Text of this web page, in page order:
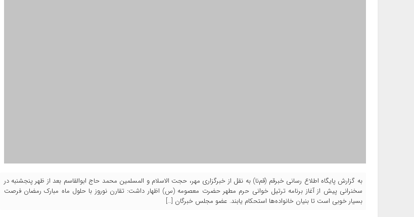
به گزارش پایگاه اطلاع رسانی خبرقم (قم‌نا) به نقل از خبرگزاری مهر، حجت الاسلام و المسلمین محمد حاج ابوالقاسم بعد از ظهر پنجشنبه در
سخنرانی پیش از آغاز برنامه ترتیل خوانی حرم مطهر حضرت معصومه (س) اظهار داشت: تقارن نوروز با حلول ماه مبارک رمضان فرصت
بسیار خوبی است تا بنیان خانواده‌ها استحکام یابند. عضو مجلس خبرگان […]